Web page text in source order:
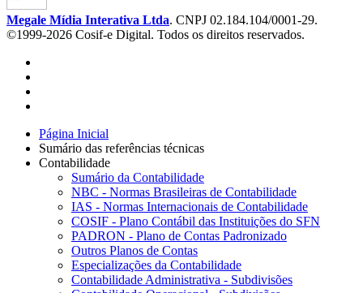
Megale Mídia Interativa Ltda. CNPJ 02.184.104/0001-29.
©1999-2026 Cosif-e Digital. Todos os direitos reservados.
Página Inicial
Sumário das referências técnicas
Contabilidade
Sumário da Contabilidade
NBC - Normas Brasileiras de Contabilidade
IAS - Normas Internacionais de Contabilidade
COSIF - Plano Contábil das Instituições do SFN
PADRON - Plano de Contas Padronizado
Outros Planos de Contas
Especializações da Contabilidade
Contabilidade Administrativa - Subdivisões